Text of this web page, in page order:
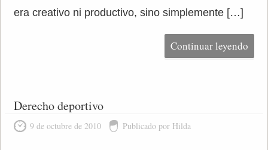
era creativo ni productivo, sino simplemente […]
Continuar leyendo
Derecho deportivo
9 de octubre de 2010 Publicado por Hilda